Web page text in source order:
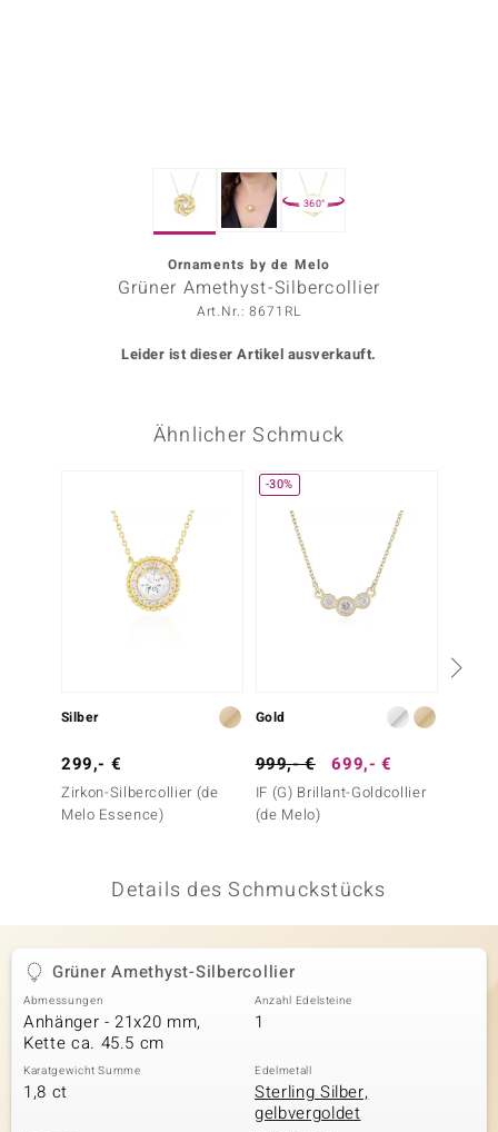
BY DE MELO
Classics
360°
Ornaments by de Melo
Grüner Amethyst-Silbercollier
Art.Nr.: 8671RL
Leider ist dieser Artikel ausverkauft.
Ähnlicher Schmuck
Silber
299,- €
Zirkon-Silbercollier (de
Melo Essence)
-30%
Gold
999,- € 699,- €
IF (G) Brillant-Goldcollier
(de Melo)
Details des Schmuckstücks
Grüner Amethyst-Silbercollier
Abmessungen
Anhänger - 21x20 mm,
Kette ca. 45.5 cm
Anzahl Edelsteine
1
Karatgewicht Summe
1,8 ct
Edelmetall
Sterling Silber,
gelbvergoldet